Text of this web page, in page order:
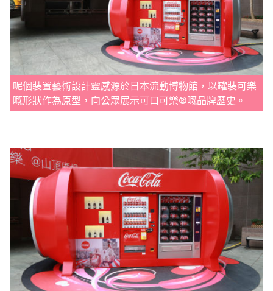
呢個裝置藝術設計靈感源於日本流動博物館，以罐裝可樂
嘅形狀作為原型，向公眾展示可口可樂®嘅品牌歷史。